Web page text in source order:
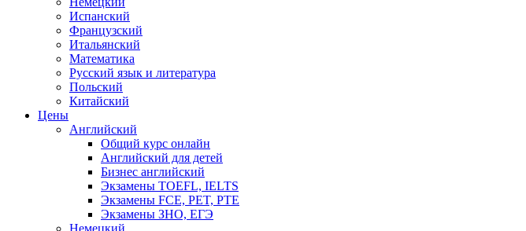
Испанский
Французский
Итальянский
Математика
Русский язык и литература
Польский
Китайский
Цены
Английский
Общий курс онлайн
Английский для детей
Бизнес английский
Экзамены TOEFL, IELTS
Экзамены FCE, PET, PTE
Экзамены ЗНО, ЕГЭ
Немецкий